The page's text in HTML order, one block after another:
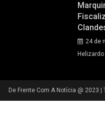
24 de
Helizardo
De Frente Com A Notícia @ 2023